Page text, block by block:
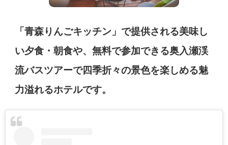
「青森りんごキッチン」で提供される美味し
い夕食・朝食や、無料で参加できる奥入瀬渓
流バスツアーで四季折々の景色を楽しめる魅
力溢れるホテルです。